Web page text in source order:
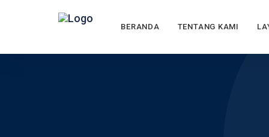
BERANDA TENTANG KAMI